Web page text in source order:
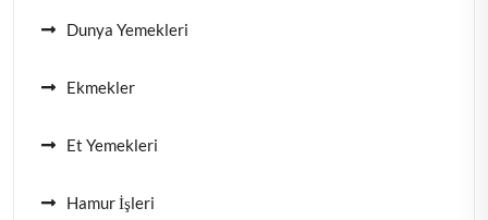
Dunya Yemekleri
Ekmekler
Et Yemekleri
Hamur İşleri